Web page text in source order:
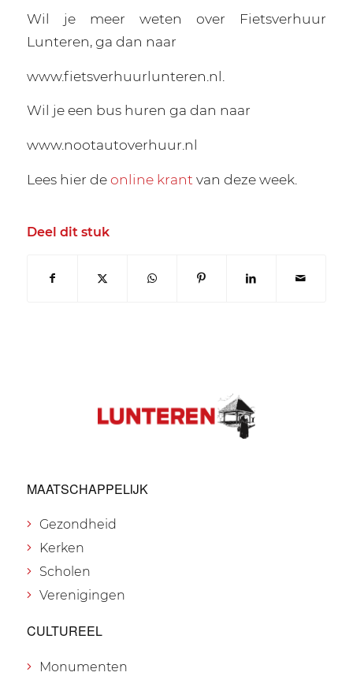
Wil je meer weten over Fietsverhuur
Lunteren, ga dan naar
www.fietsverhuurlunteren.nl.
Wil je een bus huren ga dan naar
www.nootautoverhuur.nl
Lees hier deonline krant van deze week.
Deel dit stuk
MAATSCHAPPELIJK
Gezondheid
Kerken
Scholen
Verenigingen
CULTUREEL
Monumenten